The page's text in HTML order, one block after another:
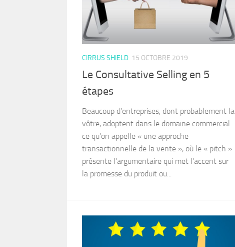
CIRRUS SHIELD 15 OCTOBRE 2019
Le Consultative Selling en 5
étapes
Beaucoup d’entreprises, dont probablement la
vôtre, adoptent dans le domaine commercial
ce qu’on appelle « une approche
transactionnelle de la vente », où le « pitch »
présente l’argumentaire qui met l’accent sur
la promesse du produit ou...